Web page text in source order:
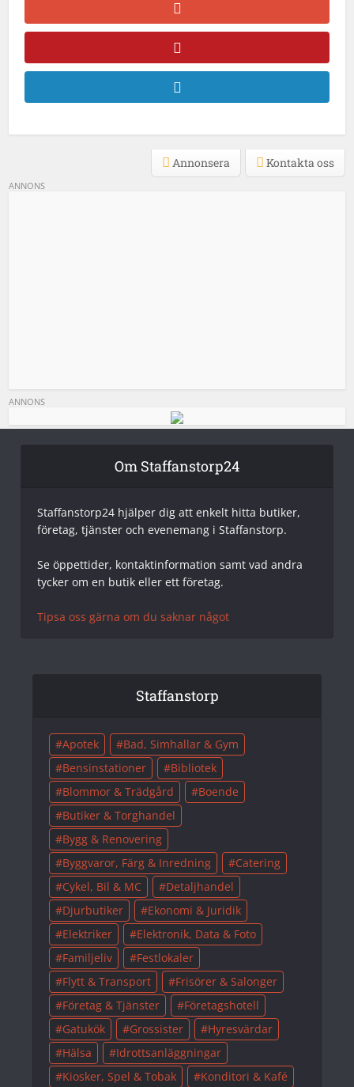
Kontakta oss
Annonsera
ANNONS
ANNONS
Om Staffanstorp24
Staffanstorp24 hjälper dig att enkelt hitta butiker,
företag, tjänster och evenemang i Staffanstorp.
Se öppettider, kontaktinformation samt vad andra
tycker om en butik eller ett företag.
Tipsa oss gärna om du saknar något
Staffanstorp
Apotek
Bad, Simhallar & Gym
Bensinstationer
Bibliotek
Blommor & Trädgård
Boende
Butiker & Torghandel
Bygg & Renovering
Byggvaror, Färg & Inredning
Catering
Cykel, Bil & MC
Detaljhandel
Djurbutiker
Ekonomi & Juridik
Elektriker
Elektronik, Data & Foto
Familjeliv
Festlokaler
Flytt & Transport
Frisörer & Salonger
Företag & Tjänster
Företagshotell
Gatukök
Grossister
Hyresvärdar
Hälsa
Idrottsanläggningar
Kiosker, Spel & Tobak
Konditori & Kafé